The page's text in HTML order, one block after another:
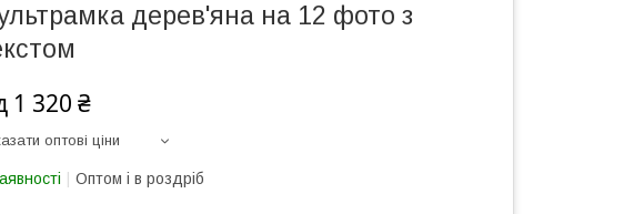
дерев'яна на 12 фото з
1 320 ₴
оптові ціни
Оптом і в роздріб